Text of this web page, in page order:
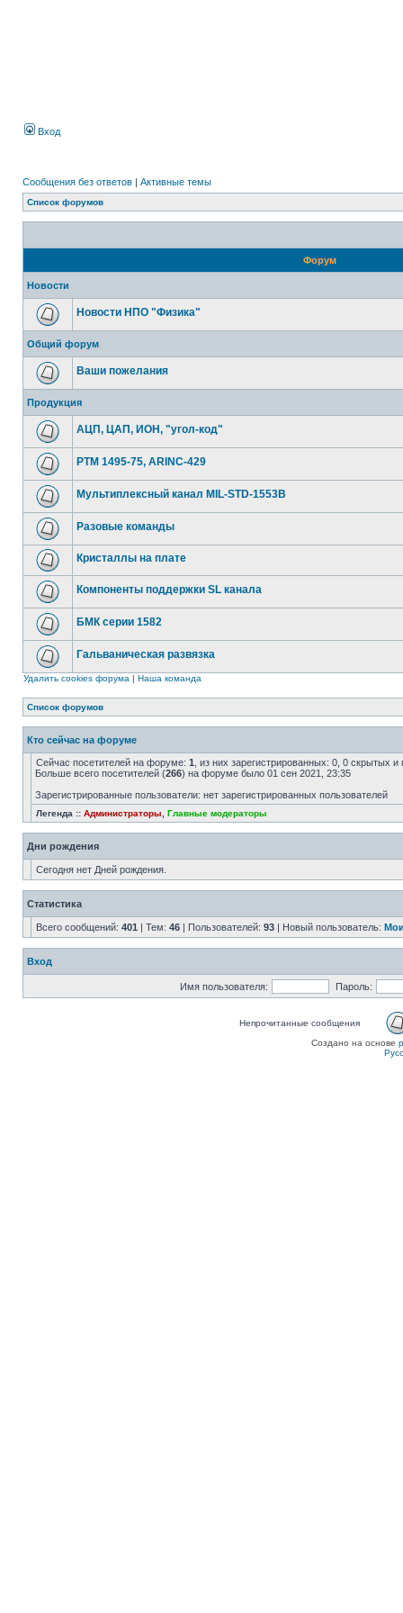
Вход
Сообщения без ответов | Активные темы
Список форумов
Форум
Новости
Новости НПО "Физика"
Общий форум
Ваши пожелания
Продукция
АЦП, ЦАП, ИОН, "угол-код"
РТМ 1495-75, ARINC-429
Мультиплексный канал MIL-STD-1553B
Разовые команды
Кристаллы на плате
Компоненты поддержки SL канала
БМК серии 1582
Гальваническая развязка
Удалить cookies форума | Наша команда
Список форумов
Кто сейчас на форуме
Сейчас посетителей на форуме: 1 , из них зарегистрированных: 0, 0 скрытых
Больше всего посетителей (266) на форуме было 01 сен 2021, 23:35
Зарегистрированные пользователи: нет зарегистрированных пользователей
Легенда :: Администраторы Главные модераторы
Дни рождения
Сегодня нет Дней рождения.
Статистика
Всего сообщений: 401 | Тем: 46 | Пользователей: 93 | Новый пользователь:
Вход
Имя пользователя: Пароль:
Непрочитанные сообщения
Создано на основе